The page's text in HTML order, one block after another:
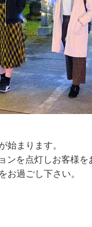
始まります。
ンを点灯しお客様
お過ごし下さい。